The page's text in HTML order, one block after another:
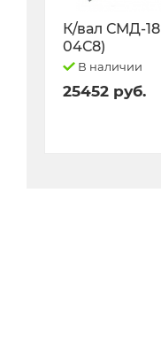
К/вал СМД-
04С8)
В наличии
25452 руб.